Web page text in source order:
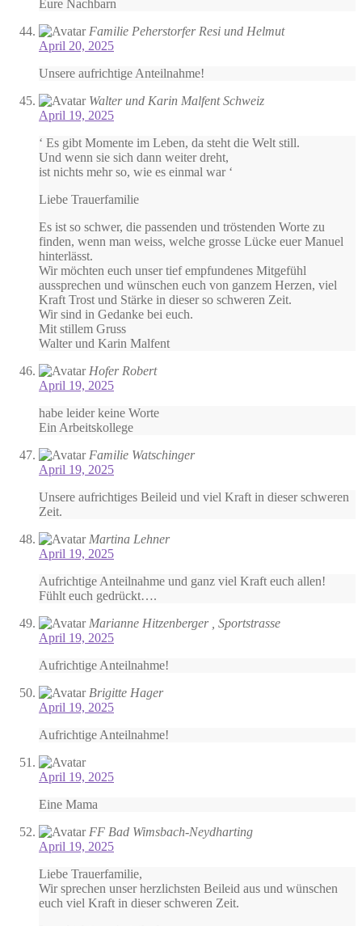
Eure Nachbarn
Familie Peherstorfer Resi und Helmut
April 20, 2025
Unsere aufrichtige Anteilnahme!
Walter und Karin Malfent Schweiz
April 19, 2025
‘ Es gibt Momente im Leben, da steht die Welt still.
Und wenn sie sich dann weiter dreht,
ist nichts mehr so, wie es einmal war ‘
Liebe Trauerfamilie
Es ist so schwer, die passenden und tröstenden Worte zu
finden, wenn man weiss, welche grosse Lücke euer Manuel
hinterlässt.
Wir möchten euch unser tief empfundenes Mitgefühl
aussprechen und wünschen euch von ganzem Herzen, viel
Kraft Trost und Stärke in dieser so schweren Zeit.
Wir sind in Gedanke bei euch.
Mit stillem Gruss
Walter und Karin Malfent
Hofer Robert
April 19, 2025
habe leider keine Worte
Ein Arbeitskollege
Familie Watschinger
April 19, 2025
Unsere aufrichtiges Beileid und viel Kraft in dieser schweren
Zeit.
Martina Lehner
April 19, 2025
Aufrichtige Anteilnahme und ganz viel Kraft euch allen!
Fühlt euch gedrückt….
Marianne Hitzenberger , Sportstrasse
April 19, 2025
Aufrichtige Anteilnahme!
Brigitte Hager
April 19, 2025
Aufrichtige Anteilnahme!
April 19, 2025
Eine Mama
FF Bad Wimsbach-Neydharting
April 19, 2025
Liebe Trauerfamilie,
Wir sprechen unser herzlichsten Beileid aus und wünschen
euch viel Kraft in dieser schweren Zeit.